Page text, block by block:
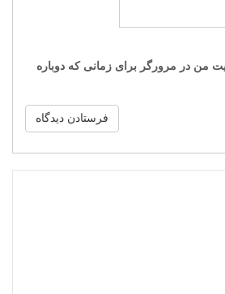
من در مرورگر برای زمانی که دوباره